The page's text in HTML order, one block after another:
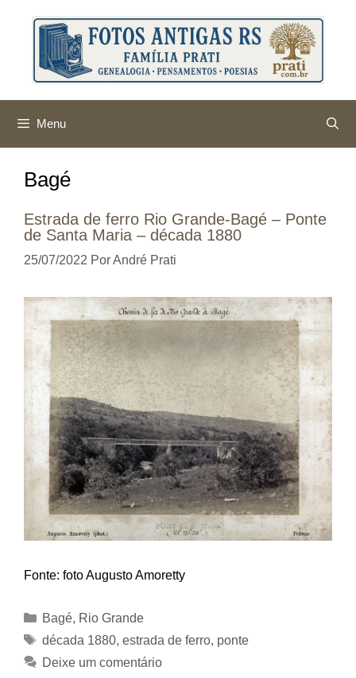
conteúdo
Menu
Bagé
Estrada de ferro Rio Grande-Bagé – Ponte
de Santa Maria – década 1880
25/07/2022 PorAndré Prati
Fonte: foto Augusto Amoretty
Categorias
Bagé, Rio Grande
Tags
década 1880, estrada de ferro, ponte
Deixe um comentário